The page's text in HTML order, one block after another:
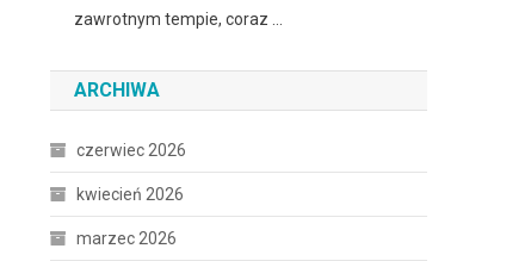
zawrotnym tempie, coraz …
ARCHIWA
czerwiec 2026
kwiecień 2026
marzec 2026